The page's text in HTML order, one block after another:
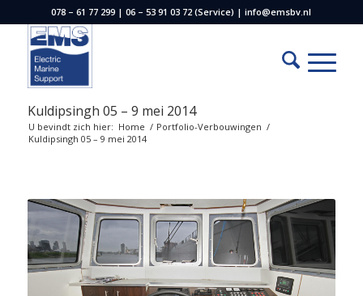
078 – 61 77 299 | 06 – 53 91 03 72 (Service) | info@emsbv.nl
Kuldipsingh 05 – 9 mei 2014
U bevindt zich hier: Home / Portfolio-Verbouwingen /
Kuldipsingh 05 – 9 mei 2014